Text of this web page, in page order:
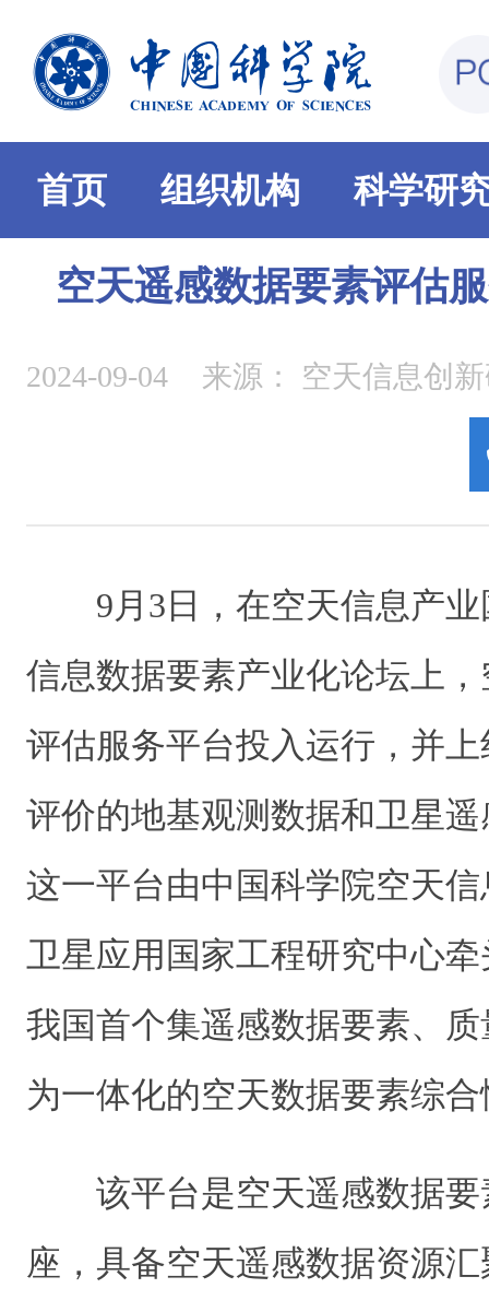
首页 组织机构 科学研
空天遥感数据要素评估
2024-09-04 来源： 空天信息创
9月3日，在空天信息产
信息数据要素产业化论坛上
评估服务平台投入运行，并
评价的地基观测数据和卫星
这一平台由中国科学院空天
卫星应用国家工程研究中心
我国首个集遥感数据要素、
为一体化的空天数据要素综
该平台是空天遥感数据
座，具备空天遥感数据资源